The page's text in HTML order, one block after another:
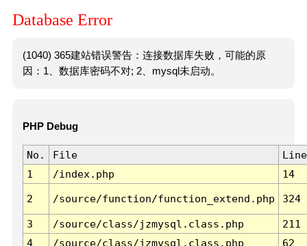
Database Error
(1040) 365建站错误警告：连接数据库失败，可能的原
因：1、数据库密码不对; 2、mysql未启动。
PHP Debug
No. File
Line
1
/index.php 14
2 /source/function/function_extend.php 324
3 /source/class/jzmysql.class.php
211
4
/source/class/jzmysql.class.php
62